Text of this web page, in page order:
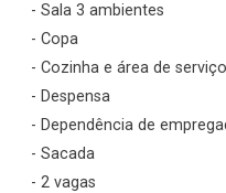
- Sala 3 ambientes
- Copa
- Cozinha e área de
- Despensa
- Dependência de
- Sacada
- 2 vagas